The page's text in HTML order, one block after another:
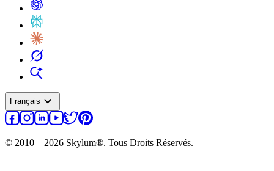
Français expand_more
© 2010 – 2026 Skylum®. Tous Droits Réservés.